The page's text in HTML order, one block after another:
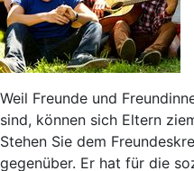
Weil Freunde und
sind, können sich Eltern
Stehen Sie dem
gegenüber. Er hat für die